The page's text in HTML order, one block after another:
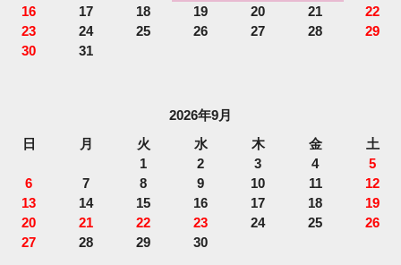
16
17 18 19 20 21
22
23
24 25 26 27 28
29
30
31
2026年9月
日
月 火 水 木 金
土
1
2 3 4
5
6
7 8 9 10 11
12
13
14 15 16 17 18
19
20
21 22 23 24 25
26
27
28 29 30